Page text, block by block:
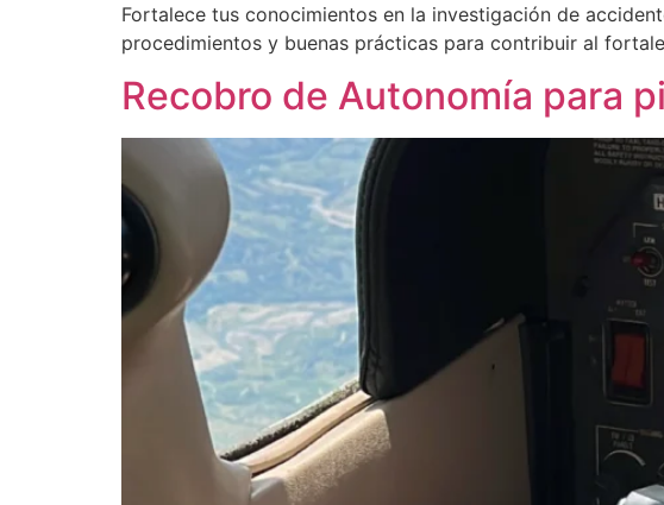
Fortalece tus conocimientos en la investigación de
procedimientos y buenas prácticas para contribuir al
Recobro de Autonomía para